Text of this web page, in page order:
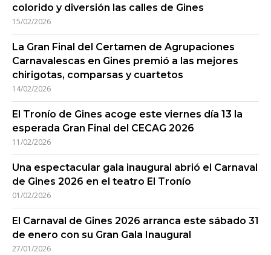
colorido y diversión las calles de Gines
15/02/2026
La Gran Final del Certamen de Agrupaciones
Carnavalescas en Gines premió a las mejores
chirigotas, comparsas y cuartetos
14/02/2026
El Tronío de Gines acoge este viernes día 13 la
esperada Gran Final del CECAG 2026
11/02/2026
Una espectacular gala inaugural abrió el Carnaval
de Gines 2026 en el teatro El Tronío
01/02/2026
El Carnaval de Gines 2026 arranca este sábado 31
de enero con su Gran Gala Inaugural
27/01/2026